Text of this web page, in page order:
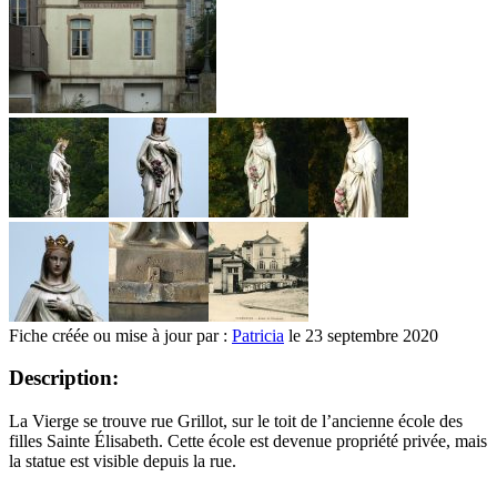
Fiche créée ou mise à jour par : Patricia le 23 septembre 2020
Description:
La Vierge se trouve rue Grillot, sur le toit de l’ancienne école des
filles Sainte Élisabeth. Cette école est devenue propriété privée, mais
la statue est visible depuis la rue.